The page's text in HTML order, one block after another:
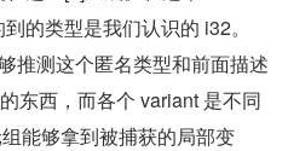
的类型是我们认识的 i32。
推测这个匿名类型和前面描述
东西，而各个 variant 是不同
能够拿到被捕获的局部变